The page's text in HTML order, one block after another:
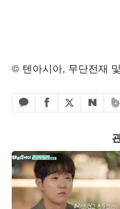
© 텐아시아, 무단전재
카카오톡 공유하기
페이스북 공유하기
엑스 공유하기
네이버